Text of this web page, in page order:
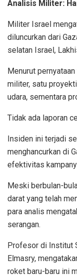
Analisis Militer:
Militer Israel
diluncurkan dari
selatan Israel,
Menurut
militer, satu
udara, sementara
Tidak ada laporan
Insiden ini terjadi
menghancurkan di
efektivitas
Meski berbulan-
darat yang telah
para analis
serangan.
Profesor di Institut
Elmasry,
roket baru-baru ini